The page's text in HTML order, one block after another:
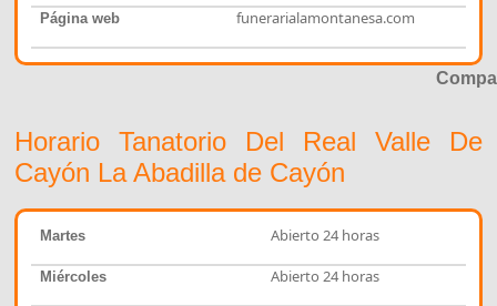
Página web funerarialamontanesa.com
Horario Tanatorio Del Real Valle De
Cayón La Abadilla de Cayón
Martes Abierto 24 horas
Miércoles Abierto 24 horas